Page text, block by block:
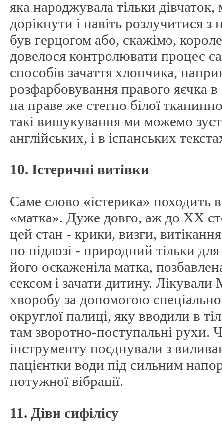
яка народжувала тільки
дорікнути і навіть розлучитися
був герцогом або, скажімо,
довелося контролювати процес
способів зачаття хлопчика,
розфарбовування правого яєчка в
на праве же стегно білої
такі вишукування ми можемо
англійських, і в іспанських
10. Істеричні витівки
Саме слово «істерика» походить
«матка». Дуже довго, аж до XX
цей стан - крики, визги,
по підлозі - природний тільки
його оскаженіла матка,
сексом і зачати дитину.
хворобу за допомогою
округлої палиці, яку вводили в
там зворотно-поступальні рухи.
інструменту поєднували з
пацієнтки води під сильним
потужної вібрації.
11. Діви сифілісу